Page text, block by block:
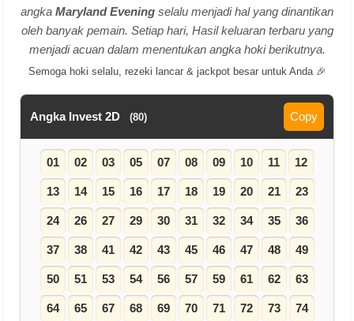
angka Maryland Evening selalu menjadi hal yang dinantikan
oleh banyak pemain. Setiap hari, Hasil keluaran terbaru yang
menjadi acuan dalam menentukan angka hoki berikutnya.
Semoga hoki selalu, rezeki lancar & jackpot besar untuk Anda 🎉
Angka Invest 2D (80) Copy
01 02 03 05 07 08 09 10 11 12
13 14 15 16 17 18 19 20 21 23
24 26 27 29 30 31 32 34 35 36
37 38 41 42 43 45 46 47 48 49
50 51 53 54 56 57 59 61 62 63
64 65 67 68 69 70 71 72 73 74